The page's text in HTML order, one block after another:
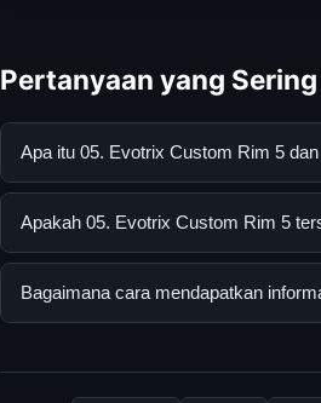
Pertanyaan yang
Apa itu 05. Evotrix Custom Rim 5
05. Evotrix Custom Rim 5 adalah
mengikuti panduan yang tersedia.
Apakah 05. Evotrix Custom Rim 5
Ya, 05. Evotrix Custom Rim 5 dapat
Bagaimana cara mendapatkan